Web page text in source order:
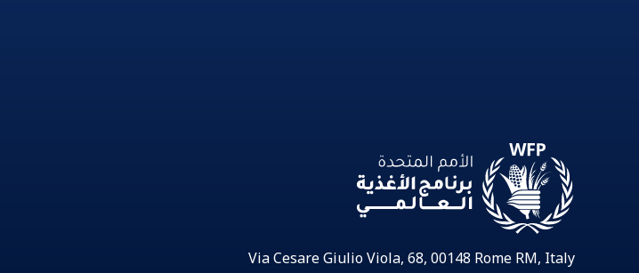
Via Cesare Giulio Viola, 68, 00148 Rome RM, Italy